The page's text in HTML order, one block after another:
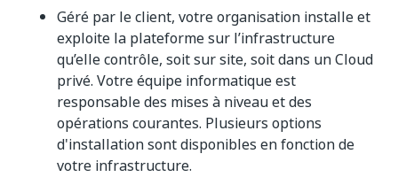
Géré par le client, votre organisation installe et
exploite la plateforme sur l’infrastructure
qu’elle contrôle, soit sur site, soit dans un Cloud
privé. Votre équipe informatique est
responsable des mises à niveau et des
opérations courantes. Plusieurs options
d'installation sont disponibles en fonction de
votre infrastructure.